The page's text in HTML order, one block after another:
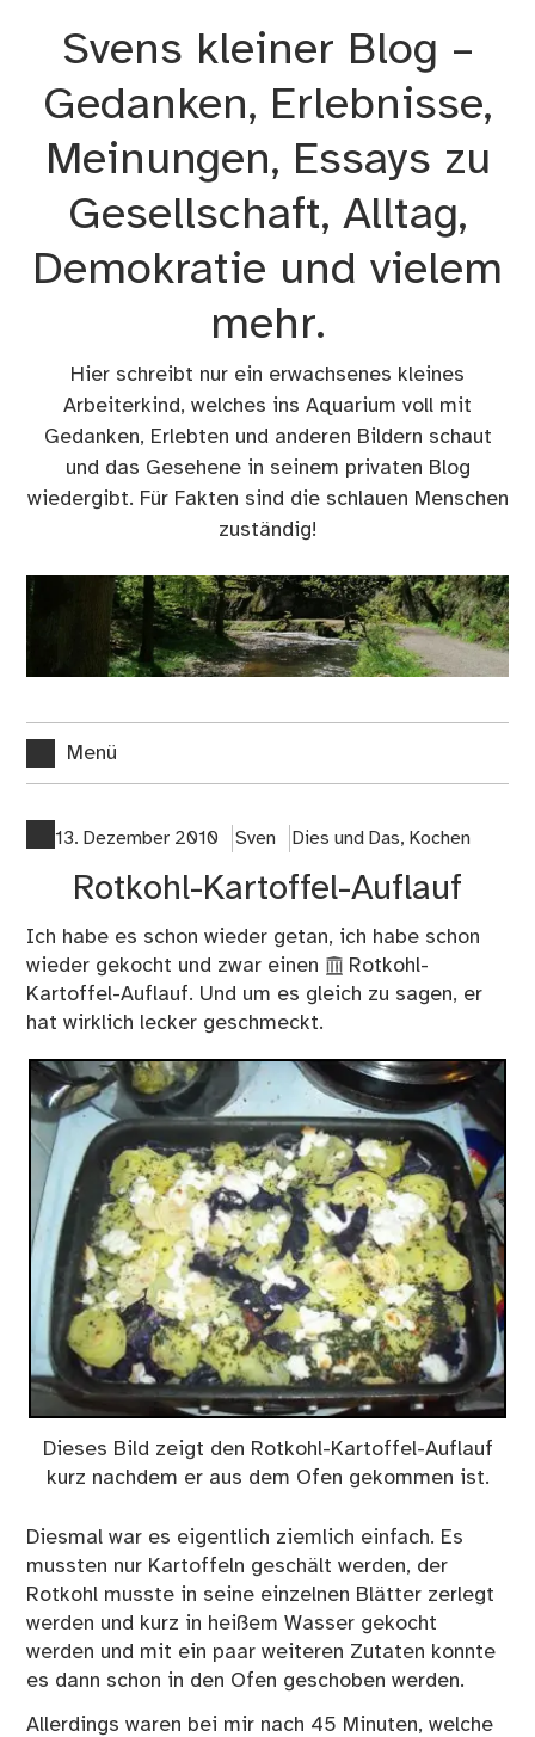
Svens kleiner Blog –
Gedanken, Erlebnisse,
Meinungen, Essays zu
Gesellschaft, Alltag,
Demokratie und vielem
mehr.
Hier schreibt nur ein erwachsenes kleines
Arbeiterkind, welches ins Aquarium voll mit
Gedanken, Erlebten und anderen Bildern schaut
und das Gesehene in seinem privaten Blog
wiedergibt. Für Fakten sind die schlauen Menschen
zuständig!
Menü
13. Dezember 2010 Sven Dies und Das, Kochen
Rotkohl-Kartoffel-Auflauf
Ich habe es schon wieder getan, ich habe schon
wieder gekocht und zwar einen
Rotkohl-
Kartoffel-Auflauf. Und um es gleich zu sagen, er
hat wirklich lecker geschmeckt.
Dieses Bild zeigt den Rotkohl-Kartoffel-Auflauf
kurz nachdem er aus dem Ofen gekommen ist.
Diesmal war es eigentlich ziemlich einfach. Es
mussten nur Kartoffeln geschält werden, der
Rotkohl musste in seine einzelnen Blätter zerlegt
werden und kurz in heißem Wasser gekocht
werden und mit ein paar weiteren Zutaten konnte
es dann schon in den Ofen geschoben werden.
Allerdings waren bei mir nach 45 Minuten, welche